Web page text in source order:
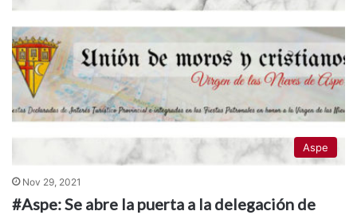
Aspe
Nov 29, 2021
#Aspe: Se abre la puerta a la delegación de